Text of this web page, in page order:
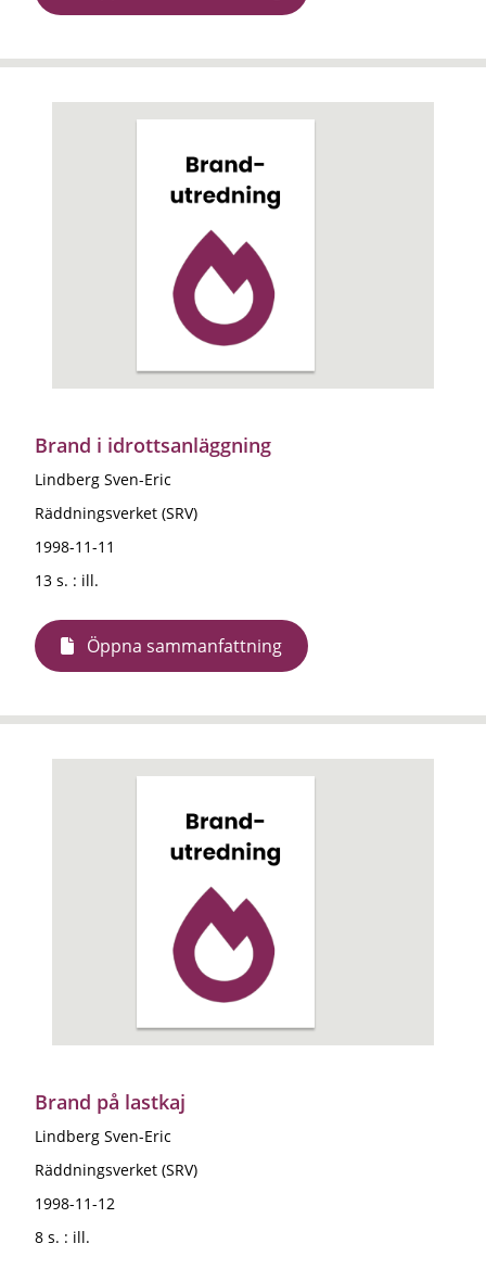
Brand i idrottsanläggning
Lindberg Sven-Eric
Räddningsverket (SRV)
1998-11-11
13 s. : ill.
Öppna sammanfattning
Brand på lastkaj
Lindberg Sven-Eric
Räddningsverket (SRV)
1998-11-12
8 s. : ill.